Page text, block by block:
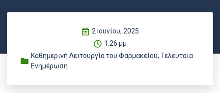
2 Ιουνίου, 2025
1:26 μμ
Καθημερινή Λειτουργία του Φαρμακείου, Τελευταία
Ενημέρωση